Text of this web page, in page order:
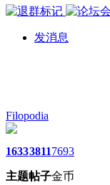
发消息
Filopodia
1633
主题
3811
帖子
7693
金币